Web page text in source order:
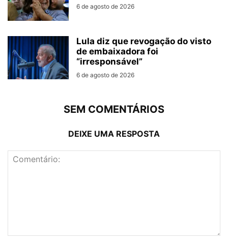
6 de agosto de 2026
Lula diz que revogação do visto
de embaixadora foi
“irresponsável”
6 de agosto de 2026
SEM COMENTÁRIOS
DEIXE UMA RESPOSTA